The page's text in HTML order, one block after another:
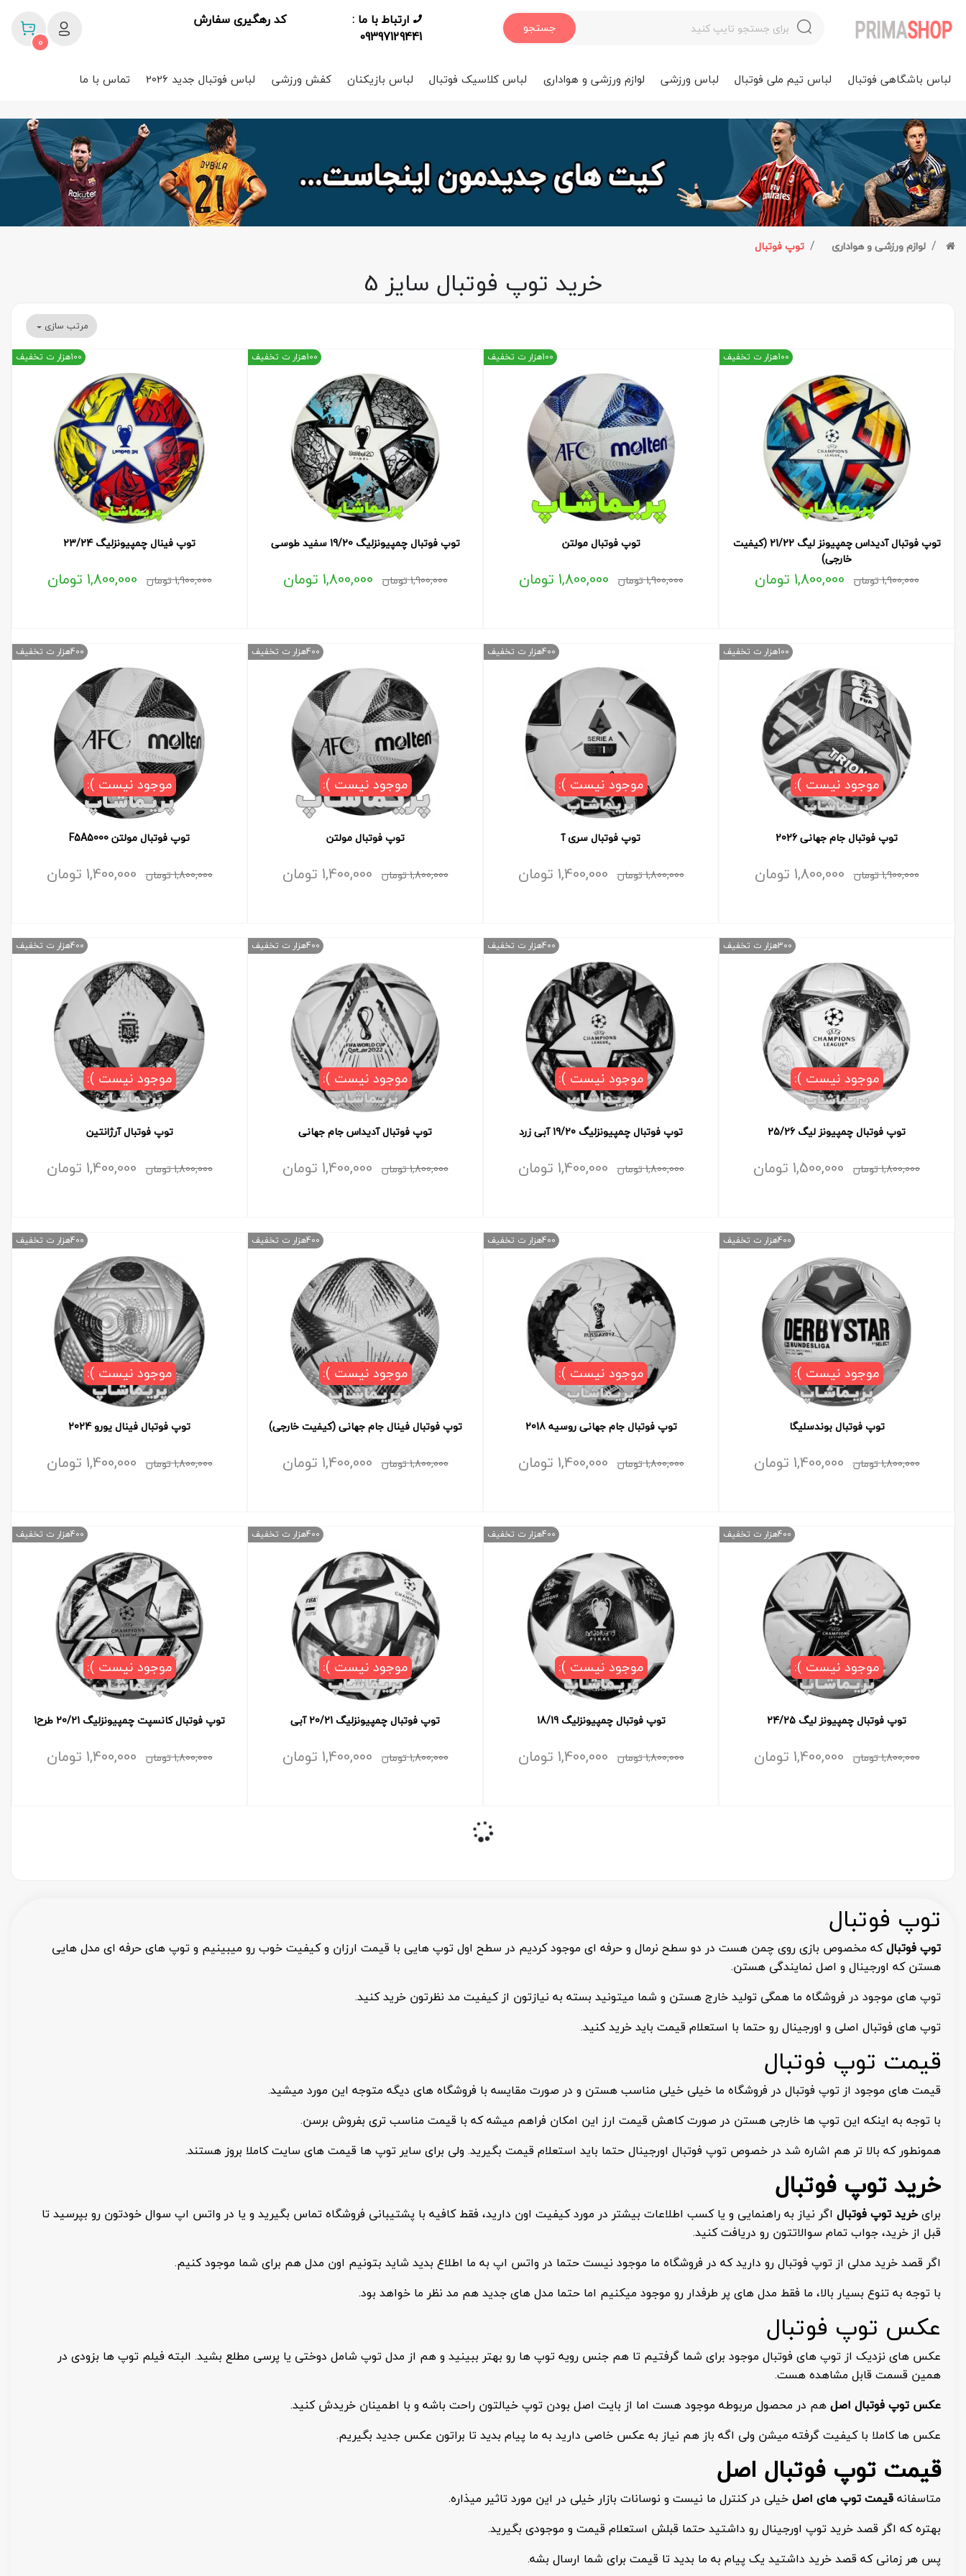
جستجو
ارتباط با ما :
09397129441
کد رهگیری سفارش
0
لباس باشگاهی فوتبال لباس تیم ملی فوتبال لباس ورزشی لوازم ورزشی و هواداری لباس کلاسیک فوتبال لباس بازیکنان کفش ورزشی لباس فوتبال جدید 2026 تماس با ما
لوازم ورزشی و هواداری توپ فوتبال
خرید توپ فوتبال سایز 5
مرتب سازی
توپ فوتبال آدیداس چمپیونز لیگ 21/22 (کیفیت
خارجی)
1,900,000تومان تومان
100هزار ت تخفیف
توپ فوتبال مولتن
1,900,000تومان تومان
100هزار ت تخفیف
توپ فوتبال چمپیونزلیگ 19/20 سفید طوسی
1,900,000تومان تومان
100هزار ت تخفیف
توپ فینال چمپیونزلیگ 23/24
1,900,000تومان تومان
100هزار ت تخفیف
توپ فوتبال جام جهانی 2026
1,900,000تومان تومان
100هزار ت تخفیف
موجود نیست ):
توپ فوتبال سری آ
1,800,000تومان تومان
400هزار ت تخفیف
موجود نیست ):
توپ فوتبال مولتن
1,800,000تومان تومان
400هزار ت تخفیف
موجود نیست ):
توپ فوتبال مولتن F5A5000
1,800,000تومان تومان
400هزار ت تخفیف
موجود نیست ):
توپ فوتبال چمپیونز لیگ 25/26
1,800,000تومان تومان
300هزار ت تخفیف
موجود نیست ):
توپ فوتبال چمپیونزلیگ 19/20 آبی زرد
1,800,000تومان تومان
400هزار ت تخفیف
موجود نیست ):
توپ فوتبال آدیداس جام جهانی
1,800,000تومان تومان
400هزار ت تخفیف
موجود نیست ):
توپ فوتبال آرژانتین
1,800,000تومان تومان
400هزار ت تخفیف
موجود نیست ):
توپ فوتبال بوندسلیگا
1,800,000تومان تومان
400هزار ت تخفیف
موجود نیست ):
توپ فوتبال جام جهانی روسیه 2018
1,800,000تومان تومان
400هزار ت تخفیف
موجود نیست ):
توپ فوتبال فینال جام جهانی (کیفیت خارجی)
1,800,000تومان تومان
400هزار ت تخفیف
موجود نیست ):
توپ فوتبال فینال یورو 2024
1,800,000تومان تومان
400هزار ت تخفیف
موجود نیست ):
توپ فوتبال چمپیونز لیگ 24/25
1,800,000تومان تومان
400هزار ت تخفیف
موجود نیست ):
توپ فوتبال چمپیونزلیگ 18/19
1,800,000تومان تومان
400هزار ت تخفیف
موجود نیست ):
توپ فوتبال چمپیونزلیگ 20/21 آبی
1,800,000تومان تومان
400هزار ت تخفیف
موجود نیست ):
توپ فوتبال کانسپت چمپیونزلیگ 20/21 طرح1
1,800,000تومان تومان
400هزار ت تخفیف
موجود نیست ):
توپ فوتبال
توپ فوتبالکه مخصوص بازی روی چمن هست در دو سطح نرمال و حرفه ای موجود کردیم در سطح اول توپ هایی با قیمت ارزان و کیفیت خوب رو میبینیم و توپ های حرفه ای مدل هایی
هستن که اورجینال و اصل نمایندگی هستن.
توپ های موجود در فروشگاه ما همگی تولید خارج هستن و شما میتونید بسته به نیازتون از کیفیت مد نظرتون خرید کنید.
توپ های فوتبال اصلی و اورجینال رو حتما با استعلام قیمت باید خرید کنید.
قیمت توپ فوتبال
قیمت های موجود از توپ فوتبال در فروشگاه ما خیلی خیلی مناسب هستن و در صورت مقایسه با فروشگاه های دیگه متوجه این مورد میشید.
با توجه به اینکه این توپ ها خارجی هستن در صورت کاهش قیمت ارز این امکان فراهم میشه که با قیمت مناسب تری بفروش برسن.
همونطور که بالا تر هم اشاره شد در خصوص توپ فوتبال اورجینال حتما باید استعلام قیمت بگیرید. ولی برای سایر توپ ها قیمت های سایت کاملا بروز هستند.
خرید توپ فوتبال
برایخرید توپ فوتبال اگر نیاز به راهنمایی و یا کسب اطلاعات بیشتر در مورد کیفیت اون دارید، فقط کافیه با پشتیبانی فروشگاه تماس بگیرید و یا در واتس اپ سوال خودتون رو بپرسید تا
قبل از خرید، جواب تمام سوالاتتون رو دریافت کنید.
اگر قصد خرید مدلی از توپ فوتبال رو دارید که در فروشگاه ما موجود نیست حتما در واتس اپ به ما اطلاع بدید شاید بتونیم اون مدل هم برای شما موجود کنیم.
با توجه به تنوع بسیار بالا، ما فقط مدل های پر طرفدار رو موجود میکنیم اما حتما مدل های جدید هم مد نظر ما خواهد بود.
عکس توپ فوتبال
عکس های نزدیک از توپ های فوتبال موجود برای شما گرفتیم تا هم جنس رویه توپ ها رو بهتر ببینید و هم از مدل توپ شامل دوختی یا پرسی مطلع بشید. البته فیلم توپ ها بزودی در
همین قسمت قابل مشاهده هست.
عکس توپ فوتبال اصلهم در محصول مربوطه موجود هست اما از بایت اصل بودن توپ خیالتون راحت باشه و با اطمینان خریدش کنید.
عکس ها کاملا با کیفیت گرفته میشن ولی اگه باز هم نیاز به عکس خاصی دارید به ما پیام بدید تا براتون عکس جدید بگیریم.
قیمت توپ فوتبال اصل
متاسفانهقیمت توپ های اصلخیلی در کنترل ما نیست و نوسانات بازار خیلی در این مورد تاثیر میذاره.
بهتره که اگر قصد خرید توپ اورجینال رو داشتید حتما قبلش استعلام قیمت و موجودی بگیرید.
پس هر زمانی که قصد خرید داشتید یک پیام به ما بدید تا قیمت برای شما ارسال بشه.